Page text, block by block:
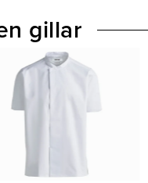
gillar